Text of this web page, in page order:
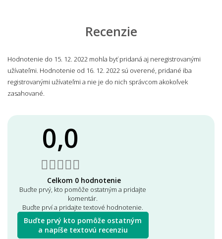
Recenzie
Hodnotenie do 15. 12. 2022 mohla byť pridaná aj neregistrovanými
užívateľmi. Hodnotenie od 16. 12. 2022 sú overené, pridané iba
registrovanými užívateľmi a nie je do nich správcom akokoľvek
zasahované.
0,0
Celkom 0 hodnotenie
Buďte prvý, kto pomôže ostatným a pridajte
komentár.
Buďte prví a pridajte textové hodnotenie.
Buďte prvý kto pomôže ostatným
a napíše textovú recenziu